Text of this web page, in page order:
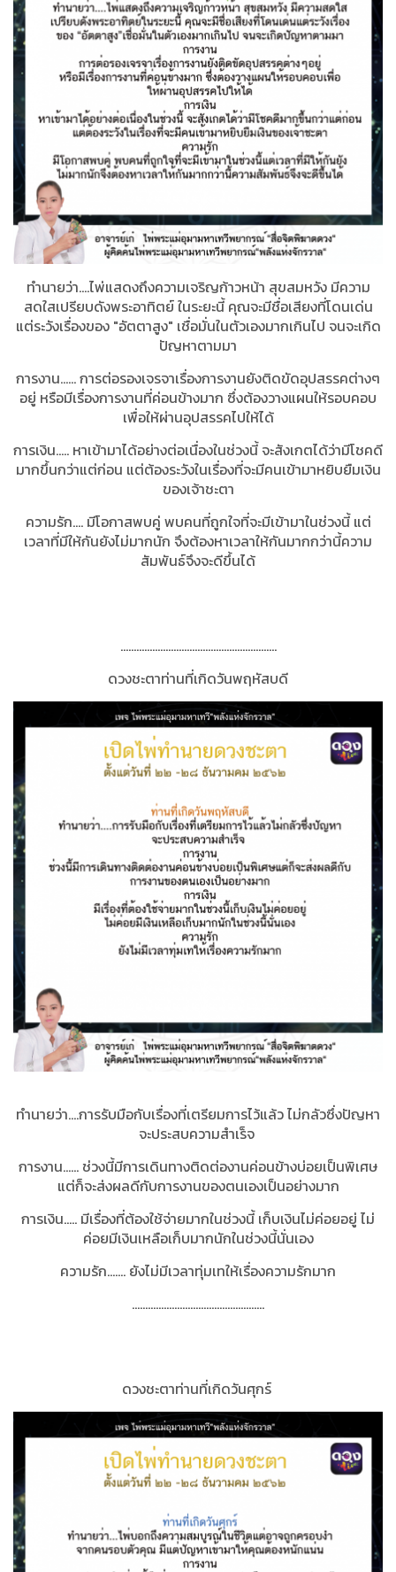
ทำนายว่า....ไพ่แสดงถึงความเจริญก้าวหน้า สุขสมหวัง มีความ
สดใสเปรียบดังพระอาทิตย์ ในระยะนี้ คุณจะมีชื่อเสียงที่โดนเด่น
แต่ระวังเรื่องของ "อัตตาสูง" เชื่อมั่นในตัวเองมากเกินไป จนจะเกิด
ปัญหาตามมา
การงาน...... การต่อรองเจรจาเรื่องการงานยังติดขัดอุปสรรคต่างๆ
อยู่ หรือมีเรื่องการงานที่ค่อนข้างมาก ซึ่งต้องวางแผนให้รอบคอบ
เพื่อให้ผ่านอุปสรรคไปให้ได้
การเงิน..... หาเข้ามาได้อย่างต่อเนื่องในช่วงนี้ จะสังเกตได้ว่ามีโชคดี
มากขึ้นกว่าแต่ก่อน แต่ต้องระวังในเรื่องที่จะมีคนเข้ามาหยิบยืมเงิน
ของเจ้าชะตา
ความรัก.... มีโอกาสพบคู่ พบคนที่ถูกใจที่จะมีเข้ามาในช่วงนี้ แต่
เวลาที่มีให้กันยังไม่มากนัก จึงต้องหาเวลาให้กันมากกว่านี้ความ
สัมพันธ์จึงจะดีขึ้นได้
…………………………………………………..
ดวงชะตาท่านที่เกิดวันพฤหัสบดี
ทำนายว่า....การรับมือกับเรื่องที่เตรียมการไว้แล้ว ไม่กลัวซึ่งปัญหา
จะประสบความสำเร็จ
การงาน...... ช่วงนี้มีการเดินทางติดต่องานค่อนข้างบ่อยเป็นพิเศษ
แต่ก็จะส่งผลดีกับการงานของตนเองเป็นอย่างมาก
การเงิน..... มีเรื่องที่ต้องใช้จ่ายมากในช่วงนี้ เก็บเงินไม่ค่อยอยู่ ไม่
ค่อยมีเงินเหลือเก็บมากนักในช่วงนี้นั่นเอง
ความรัก....... ยังไม่มีเวลาทุ่มเทให้เรื่องความรักมาก
…………………………………………..
ดวงชะตาท่านที่เกิดวันศุกร์